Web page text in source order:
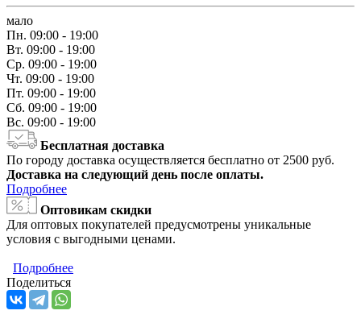
мало
Пн. 09:00 - 19:00
Вт. 09:00 - 19:00
Ср. 09:00 - 19:00
Чт. 09:00 - 19:00
Пт. 09:00 - 19:00
Сб. 09:00 - 19:00
Вс. 09:00 - 19:00
Бесплатная доставка
По городу доставка осуществляется бесплатно от 2500 руб.
Доставка на следующий день после оплаты.
Подробнее
Оптовикам скидки
Для оптовых покупателей предусмотрены уникальные
условия с выгодными ценами.
Подробнее
Поделиться